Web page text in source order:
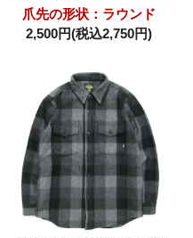
爪先の形状：ラウンド
2,500円(税込2,750円)